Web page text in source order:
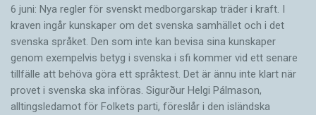
6 juni: Nya regler för svenskt medborgarskap träder i kraft. I
kraven ingår kunskaper om det svenska samhället och i det
svenska språket. Den som inte kan bevisa sina kunskaper
genom exempelvis betyg i svenska i sfi kommer vid ett senare
tillfälle att behöva göra ett språktest. Det är ännu inte klart när
provet i svenska ska införas. Sigurður Helgi Pálmason,
alltingsledamot för Folkets parti, föreslår i den isländska